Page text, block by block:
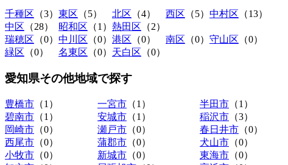
千種区 （3） 東区 （5） 北区 （4） 西区 （5） 中村区 （13）
中区 （28） 昭和区 （1） 熱田区 （2）
瑞穂区 （0） 中川区 （0） 港区 （0） 南区 （0） 守山区 （0）
緑区 （0） 名東区 （0） 天白区 （0）
愛知県その他地域で探す
豊橋市 （1） 一宮市 （1） 半田市 （1）
碧南市 （1） 安城市 （1） 稲沢市 （3）
岡崎市 （0） 瀬戸市 （0） 春日井市 （0）
西尾市 （0） 蒲郡市 （0） 犬山市 （0）
小牧市 （0） 新城市 （0） 東海市 （0）